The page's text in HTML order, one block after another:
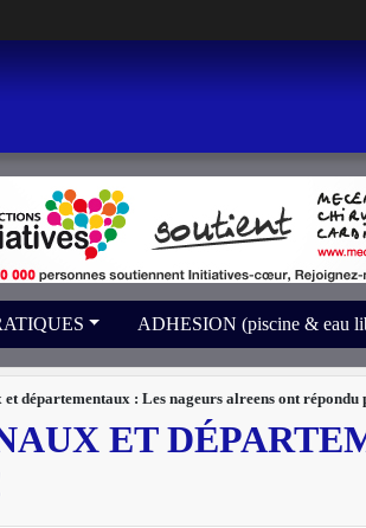
ADHESION (piscine & eau
départementaux : Les nageurs alreens ont répondu
ET